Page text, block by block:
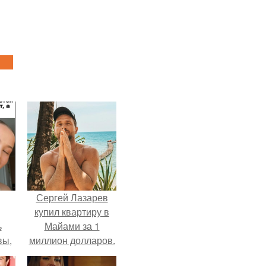
Сергей Лазарев
купил квартиру в
Майами за 1
миллион долларов.